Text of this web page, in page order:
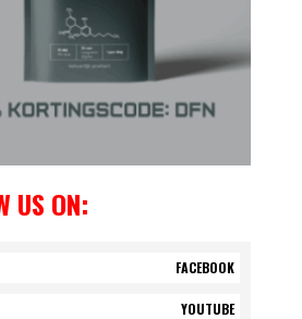
US ON:
FACEBOOK
YOUTUBE